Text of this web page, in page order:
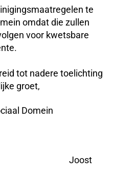
te
omdat die zullen
voor kwetsbare
tot nadere toelichting
groet,
Domein
Joost